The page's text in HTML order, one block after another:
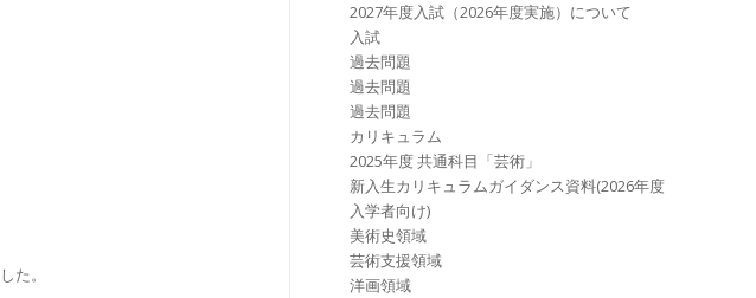
た。
2027年度⼊試（2026年度実施）について
入試
過去問題
過去問題
過去問題
カリキュラム
2025年度 共通科目「芸術」
新入生カリキュラムガイダンス資料(2026年度
入学者向け)
美術史領域
芸術支援領域
洋画領域